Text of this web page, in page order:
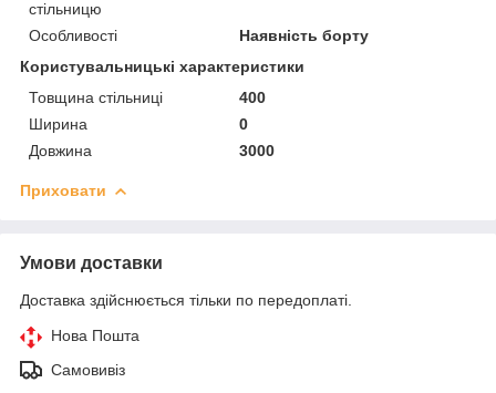
стільницю
Особливості
Наявність борту
Користувальницькі характеристики
Товщина стільниці
400
Ширина
0
Довжина
3000
Приховати
Умови доставки
Доставка здійснюється тільки по передоплаті.
Нова Пошта
Самовивіз